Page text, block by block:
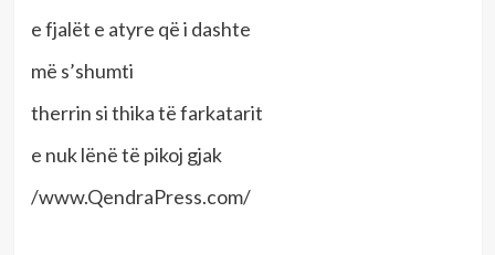
e fjalët e atyre që i dashte
më s’shumti
therrin si thika të farkatarit
e nuk lënë të pikoj gjak
/www.QendraPress.com/